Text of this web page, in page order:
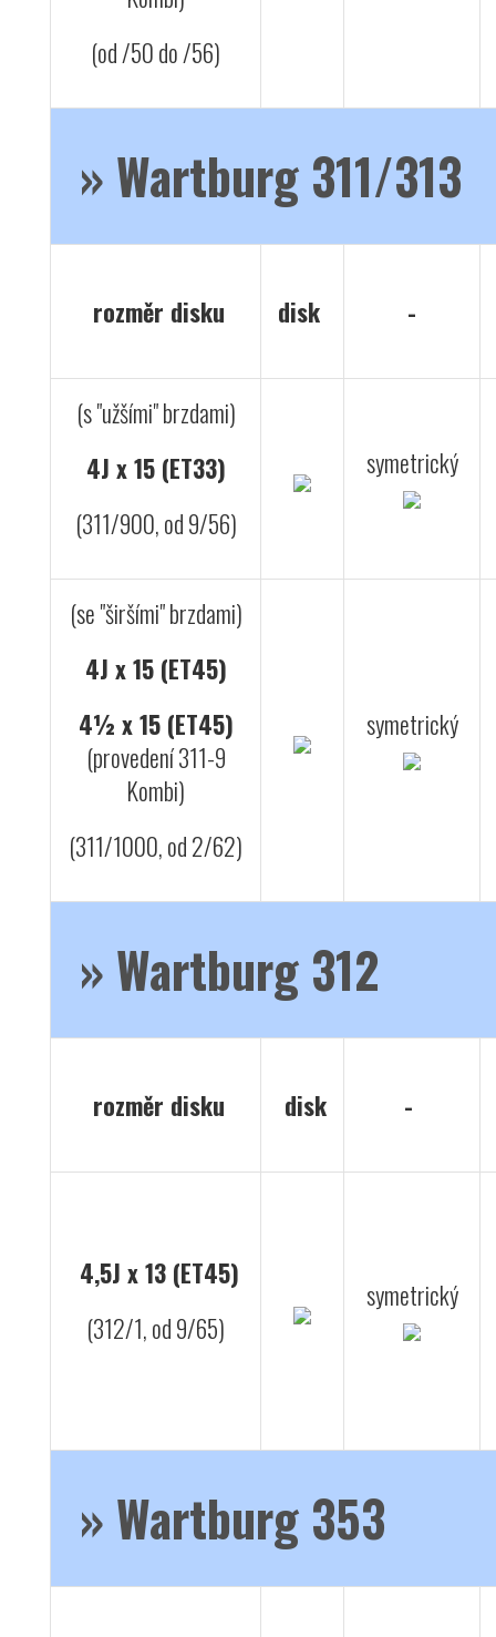
(od /50 do /56)
» Wartburg 311/313
rozměr disku disk -
(s "užšími" brzdami)
4J x 15 (ET33)
(311/900, od 9/56)
symetrický
(se "širšími" brzdami)
4J x 15 (ET45)
4½ x 15 (ET45)
(provedení 311-9
Kombi)
(311/1000, od 2/62)
symetrický
» Wartburg 312
rozměr disku disk -
4,5J x 13 (ET45)
(312/1, od 9/65)
symetrický
» Wartburg 353